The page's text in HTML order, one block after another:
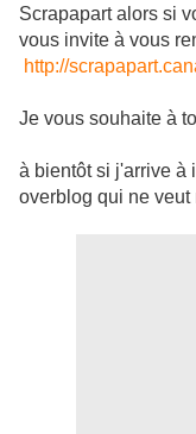
Scrapapart alors si
vous invite à
http://
Je vous souhaite à
à bientôt si j'arrive à
overblog qui ne